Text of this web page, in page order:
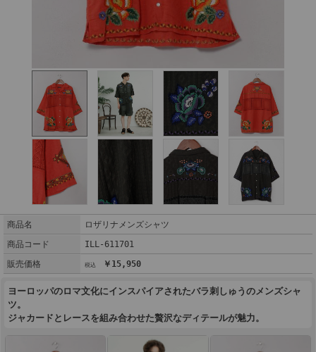
商品名
ロザリナメンズシャツ
商品コード
ILL-611701
販売価格
￥15,950
ヨーロッパのロマ文化にインスパイアされたバラ刺しゅうのメンズシャ
ツ。
ジャカードとレースを組み合わせた贅沢なディテールが魅力。